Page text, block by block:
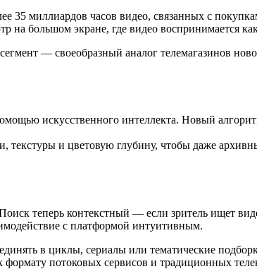
35 миллиардов часов видео, связанных с
большом экране, где видео воспринимается
— своеобразный аналог телемагазинов
искусственного интеллекта. Новый
текстуры и цветовую глубину, чтобы даже
теперь контекстный — если зритель ищет
с платформой интуитивным.
в циклы, сериалы или тематические
потоковых сервисов и традиционных